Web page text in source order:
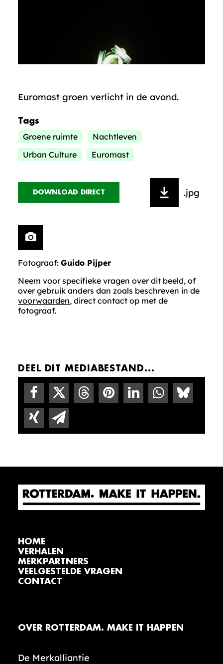
Euromast groen verlicht in de avond.
Tags
Groene ruimte
Nachtleven
Urban Culture
Euromast
DOWNLOAD DIRECT .jpg
Fotograaf: Guido Pijper
Neem voor specifieke vragen over dit beeld, of
over gebruik anders dan zoals beschreven in de
voorwaarden, direct contact op met de
fotograaf.
DEEL DIT MEDIABESTAND...
HOME
VERHALEN
MERKPARTNERS
VEELGESTELDE VRAGEN
CONTACT
OVER ROTTERDAM. MAKE IT HAPPEN
De Merkalliantie